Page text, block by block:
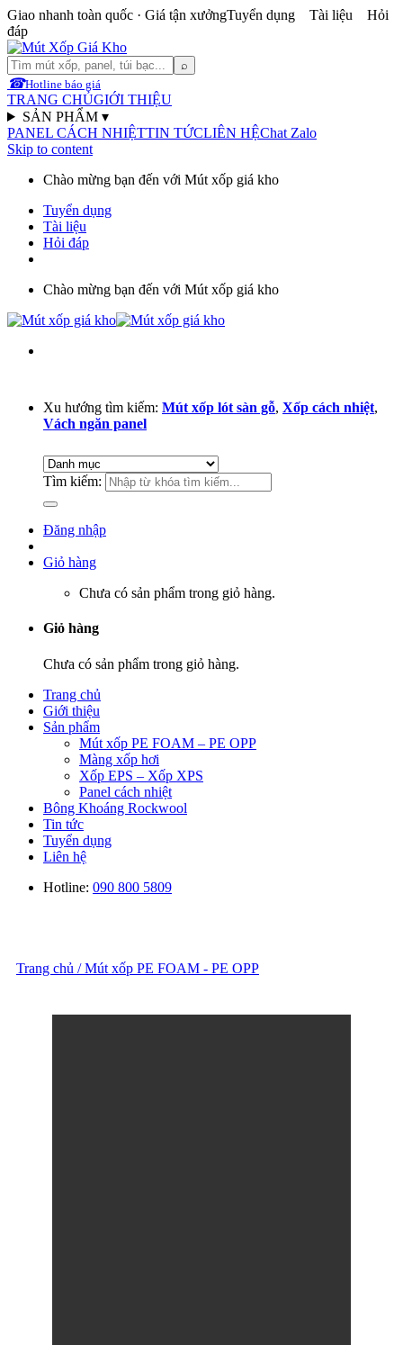
Giao nhanh toàn quốc · Giá tận xưởngTuyển dụng Tài liệu Hỏi
đáp
⌕
☎Hotline báo giá
TRANG CHỦGIỚI THIỆU
SẢN PHẨM ▾
PANEL CÁCH NHIỆTTIN TỨCLIÊN HỆChat Zalo
Skip to content
Chào mừng bạn đến với Mút xốp giá kho
Tuyển dụng
Tài liệu
Hỏi đáp
Chào mừng bạn đến với Mút xốp giá kho
Xu hướng tìm kiếm: Mút xốp lót sàn gỗ, Xốp cách nhiệt,
Vách ngăn panel
Tìm kiếm:
Đăng nhập
Giỏ hàng
Chưa có sản phẩm trong giỏ hàng.
Giỏ hàng
Chưa có sản phẩm trong giỏ hàng.
Trang chủ
Giới thiệu
Sản phẩm
Mút xốp PE FOAM – PE OPP
Màng xốp hơi
Xốp EPS – Xốp XPS
Panel cách nhiệt
Bông Khoáng Rockwool
Tin tức
Tuyển dụng
Liên hệ
Hotline: 090 800 5809
Trang chủ / Mút xốp PE FOAM - PE OPP